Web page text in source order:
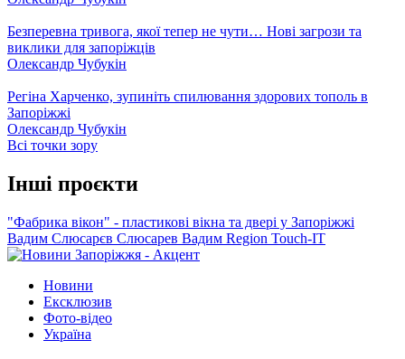
Безперевна тривога, якої тепер не чути… Нові загрози та
виклики для запоріжців
Олександр Чубукін
Регіна Харченко, зупиніть спилювання здорових тополь в
Запоріжжі
Олександр Чубукін
Всі точки зору
Інші проєкти
"Фабрика вікон" - пластикові вікна та двері у Запоріжжі
Вадим Слюсарєв Слюсарев Вадим Region Touch-IT
Новини
Ексклюзив
Фото-відео
Україна